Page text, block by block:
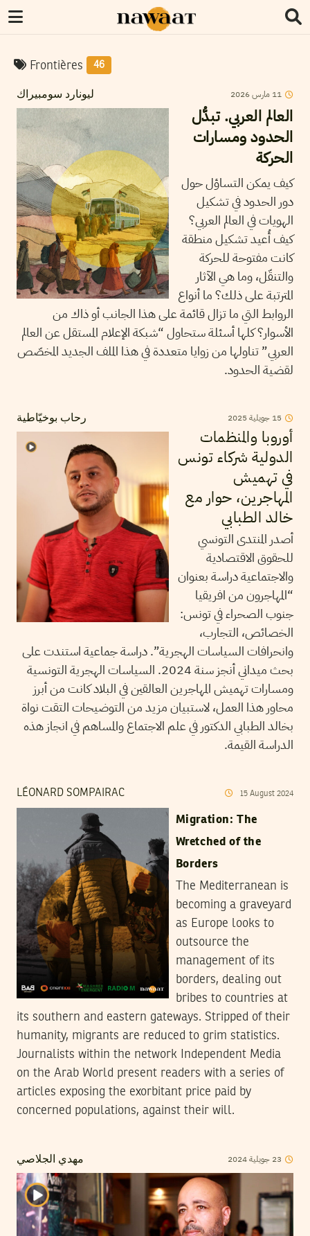
Frontières 46
ليونارد سومبيراك 11 مارس2026
العالم العربي. تبدُّل
الحدود ومسارات
الحركة
كيف يمكن التساؤل حول
دور الحدود في تشكيل
الهويات في العالم العربي؟
كيف أُعيد تشكيل منطقة
كانت مفتوحة للحركة
والتنقّل، وما هي الآثار
المترتبة على ذلك؟ ما أنواع
الروابط التي ما تزال قائمة على هذا الجانب أو ذاك من
الأسوار؟ كلها أسئلة ستحاول “شبكة الإعلام المستقل عن العالم
العربي” تناولها من زوايا متعددة في هذا الملف الجديد المخصّص
لقضية الحدود.
رحاب بوخيّاطية 15 جويلية 2025
أوروبا والمنظمات
الدولية شركاء تونس
في تهميش
المهاجرين، حوار مع
خالد الطبابي
أصدر المنتدى التونسي
للحقوق الاقتصادية
والاجتماعية دراسة بعنوان
“المهاجرون من افريقيا
جنوب الصحراء في تونس:
الخصائص، التجارب،
وانحرافات السياسات الهجرية”. دراسة جماعية استندت على
بحث ميداني أنجز سنة 2024. السياسات الهجرية التونسية
ومسارات تهميش المهاجرين العالقين في البلاد كانت من أبرز
محاور هذا العمل، لاستبيان مزيد من التوضيحات التقت نواة
بخالد الطبابي الدكتور في علم الاجتماع والمساهم في انجاز هذه
الدراسة القيمة.
LÉONARD SOMPAIRAC 15 August 2024
Migration: The
Wretched of the
Borders
The Mediterranean is
becoming a graveyard
as Europe looks to
outsource the
management of its
borders, dealing out
bribes to countries at
its southern and eastern gateways. Stripped of their
humanity, migrants are reduced to grim statistics.
Journalists within the network Independent Media
on the Arab World present readers with a series of
articles exposing the exorbitant price paid by
concerned populations, against their will.
مهدي الجلاصي 23 جويلية2024